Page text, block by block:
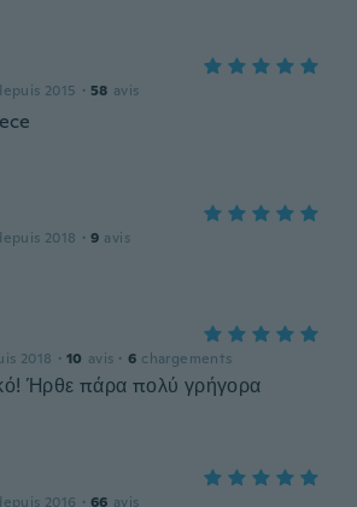
2015 · 58 avis
2018 · 9 avis
2018 · 10 avis · 6 chargements
Ήρθε πάρα πολύ γρήγορα
2016 · 66 avis